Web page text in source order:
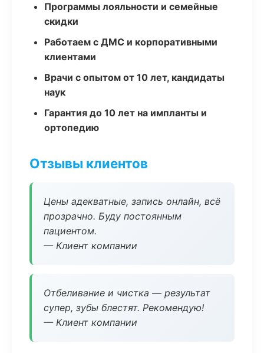
Программы лояльности и семейные
скидки
Работаем с ДМС и корпоративными
клиентами
Врачи с опытом от 10 лет, кандидаты
наук
Гарантия до 10 лет на импланты и
ортопедию
Отзывы клиентов
Цены адекватные, запись онлайн, всё
прозрачно. Буду постоянным
пациентом.
— Клиент компании
Отбеливание и чистка — результат
супер, зубы блестят. Рекомендую!
— Клиент компании